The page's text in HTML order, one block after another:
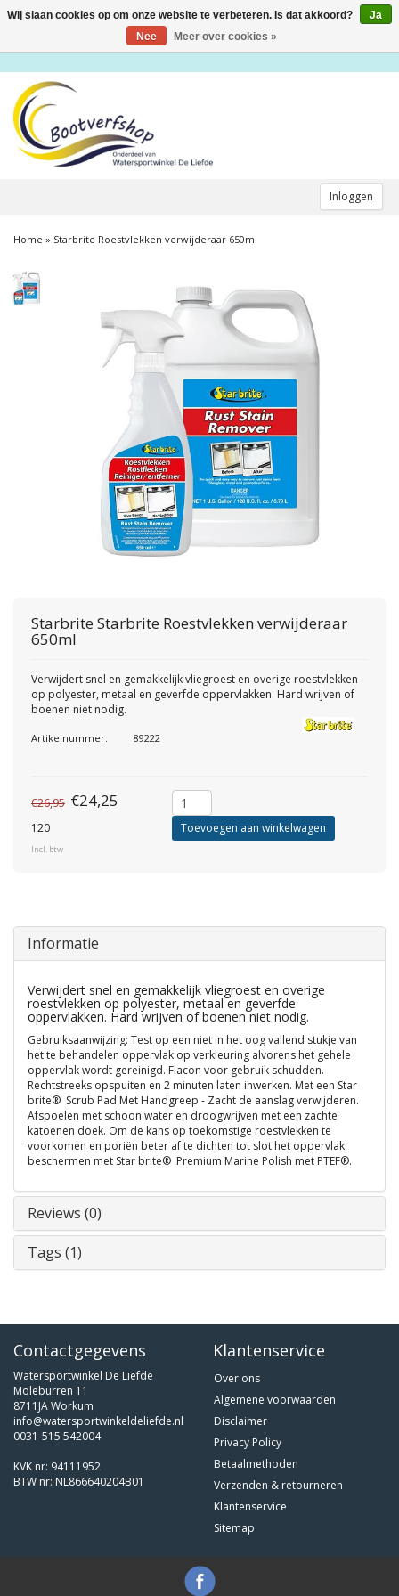
Inloggen
Toggle
Home » Starbrite Roestvlekken verwijderaar 650ml
StarbriteStarbrite Roestvlekken verwijderaar
650ml
Verwijdert snel en gemakkelijk vliegroest en overige roestvlekken
op polyester, metaal en geverfde oppervlakken. Hard wrijven of
boenen niet nodig.
Artikelnummer: 89222
€26,95 €24,25
120
Incl. btw
Toevoegen aan winkelwagen
Informatie
Verwijdert snel en gemakkelijk vliegroest en overige
roestvlekken op polyester, metaal en geverfde
oppervlakken. Hard wrijven of boenen niet nodig.
Gebruiksaanwijzing: Test op een niet in het oog vallend stukje van
het te behandelen oppervlak op verkleuring alvorens het gehele
oppervlak wordt gereinigd. Flacon voor gebruik schudden.
Rechtstreeks opspuiten en 2 minuten laten inwerken. Met een Star
brite® Scrub Pad Met Handgreep - Zacht de aanslag verwijderen.
Afspoelen met schoon water en droogwrijven met een zachte
katoenen doek. Om de kans op toekomstige roestvlekken te
voorkomen en poriën beter af te dichten tot slot het oppervlak
beschermen met Star brite® Premium Marine Polish met PTEF®.
Reviews (0)
Tags (1)
Contactgegevens
Watersportwinkel De Liefde
Moleburren 11
8711JA Workum
info@watersportwinkeldeliefde.nl
0031-515 542004
KVK nr: 94111952
BTW nr: NL866640204B01
Klantenservice
Over ons
Algemene voorwaarden
Disclaimer
Privacy Policy
Betaalmethoden
Verzenden & retourneren
Klantenservice
Sitemap
Wij slaan cookies op om onze website te verbeteren. Is dat akkoord?
Ja
Nee
Meer over cookies »